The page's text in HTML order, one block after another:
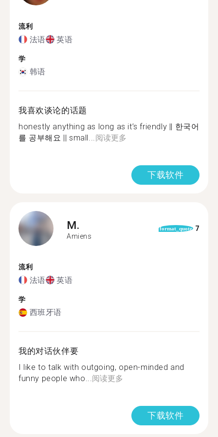
流利
法语 英语
学
韩语
我喜欢谈论的话题
honestly anything as long as it’s friendly || 한국어
를 공부해요 || small...阅读更多
下载软件
M.
Amiens
format_quote 7
流利
法语 英语
学
西班牙语
我的对话伙伴要
I like to talk with outgoing, open-minded and
funny people who...阅读更多
下载软件